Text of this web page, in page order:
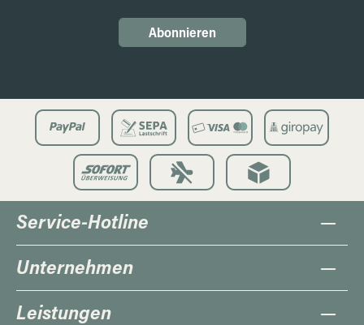
Abonnieren
Service-Hotline
Unternehmen
Leistungen